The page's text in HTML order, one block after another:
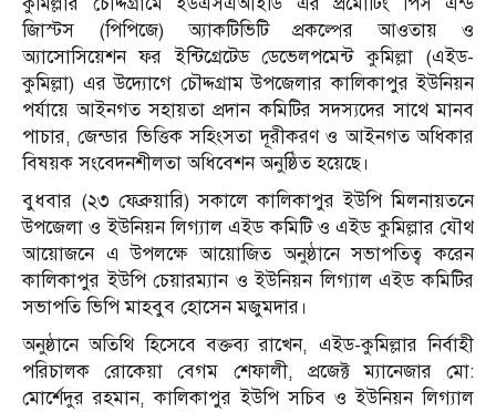
জািস্টস (পিপিজে) অ্যাকটিভিটি প্রকল্পের আওতায় ও
অ্যাসোসিয়েশন ফর ইন্টিগ্রেটেড ডেভেলপমেন্ট কুমিল্লা (এইড-
কুমিল্লা) এর উদ্যোগে চৌদ্দগ্রাম উপজেলার কালিকাপুর ইউনিয়ন
পর্যায়ে আইনগত সহায়তা প্রদান কমিটির সদস্যদের সাথে মানব
পাচার, জেন্ডার ভিত্তিক সহিংসতা দূরীকরণ ও আইনগত অধিকার
বিষয়ক সংবেদনশীলতা অধিবেশন অনুষ্ঠিত হয়েছে।
বুধবার (২৩ ফেব্রুয়ারি) সকালে কালিকাপুর ইউপি মিলনায়তনে
উপজেলা ও ইউনিয়ন লিগ্যাল এইড কমিটি ও এইড কুমিল্লার যৌথ
আয়োজনে এ উপলক্ষে আয়োজিত অনুষ্ঠানে সভাপতিত্ব করেন
কালিকাপুর ইউপি চেয়ারম্যান ও ইউনিয়ন লিগ্যাল এইড কমিটির
সভাপতি ভিপি মাহবুব হোসেন মজুমদার।
অনুষ্ঠানে অতিথি হিসেবে বক্তব্য রাখেন, এইড-কুমিল্লার নির্বাহী
পরিচালক রোকেয়া বেগম শেফালী, প্রজেক্ট ম্যানেজার মো:
মোর্শেদুর রহমান, কালিকাপুর ইউপি সচিব ও ইউনিয়ন লিগ্যাল